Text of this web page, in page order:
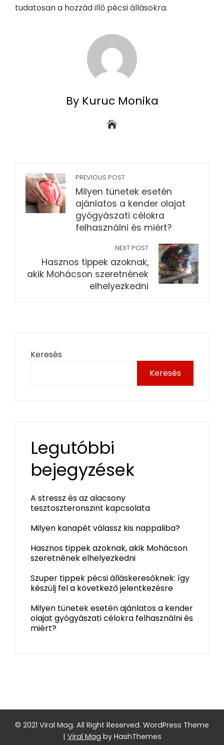
tudatosan a hozzád illő pécsi állásokra.
By Kuruc Monika
PREVIOUS POST
Milyen tünetek esetén
ajánlatos a kender olajat
gyógyászati célokra
felhasználni és miért?
NEXT POST
Hasznos tippek azoknak,
akik Mohácson szeretnének
elhelyezkedni
Keresés
Keresés
Legutóbbi
bejegyzések
A stressz és az alacsony
tesztoszteronszint kapcsolata
Milyen kanapét válassz kis nappaliba?
Hasznos tippek azoknak, akik Mohácson
szeretnének elhelyezkedni
Szuper tippek pécsi álláskeresőknek: így
készülj fel a következő jelentkezésre
Milyen tünetek esetén ajánlatos a kender
olajat gyógyászati célokra felhasználni és
miért?
© 2021 Viral Mag. All Right Reserved. WordPress Theme
| Viral Mag by HashThemes